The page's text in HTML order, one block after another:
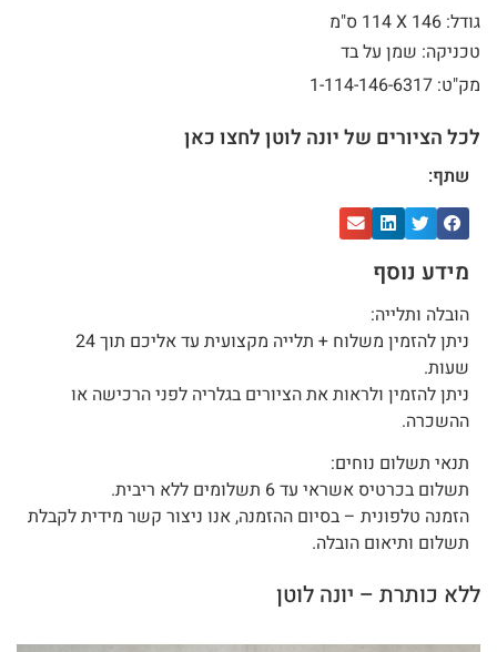
גודל: 146 X
114 ס"מ
טכניקה: שמן על בד
מק"ט: 1-114-146-6317
לכל הציורים של יונה לוטן לחצו כאן
שתף:
מידע נוסף
הובלה ותלייה:
ניתן להזמין משלוח + תלייה מקצועית עד אליכם תוך 24
שעות.
ניתן להזמין ולראות את הציורים בגלריה לפני הרכישה או
ההשכרה.
תנאי תשלום נוחים:
תשלום בכרטיס אשראי עד 6 תשלומים ללא ריבית.
הזמנה טלפונית – בסיום ההזמנה, אנו ניצור קשר מידית לקבלת
תשלום ותיאום הובלה.
ללא כותרת – יונה לוטן